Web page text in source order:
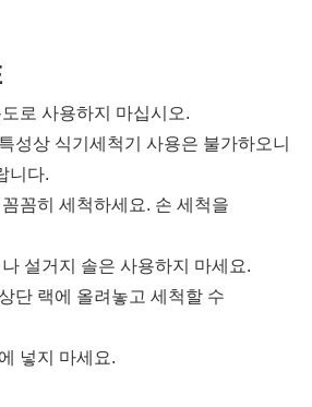
로 사용하지 마십시오.
성상 식기세척기 사용은 불가하오니
니다.
꼼히 세척하세요. 손 세척을
설거지 솔은 사용하지 마세요.
단 랙에 올려놓고 세척할 수
넣지 마세요.